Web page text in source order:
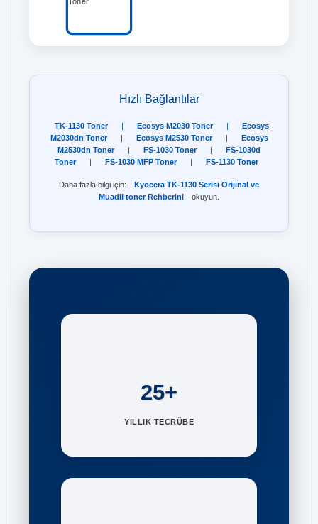
Hızlı Bağlantılar
TK-1130 Toner | Ecosys M2030 Toner |
Ecosys
M2030dn Toner
| Ecosys M2530 Toner |
Ecosys
M2530dn Toner
| FS-1030 Toner |
FS-1030d
Toner
| FS-1030 MFP Toner | FS-1130 Toner
Daha fazla bilgi için:
Kyocera TK-1130 Serisi Orijinal ve
Muadil toner Rehberini
okuyun.
25+
YILLIK TECRÜBE